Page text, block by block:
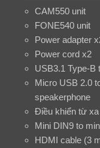
CAM550 unit
FONE540 unit
Power adapter
Power cord x2
USB3.1 Type-B
Micro USB 2.0
speakerphone
Điều khiển từ xa
Mini DIN9 to
HDMI cable (3